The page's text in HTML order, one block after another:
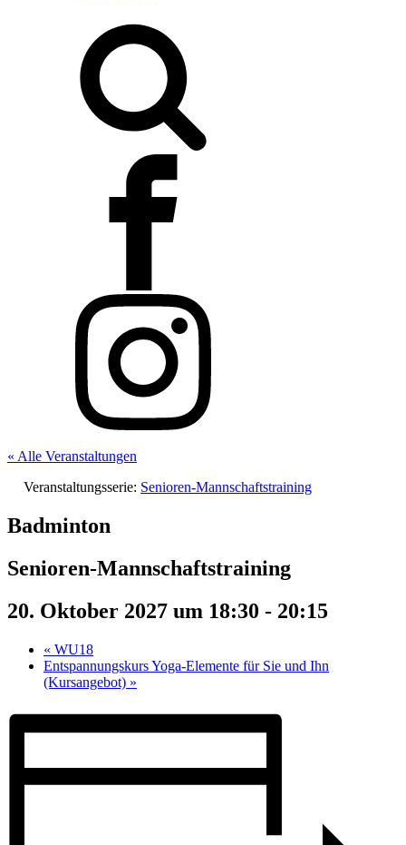
« Alle Veranstaltungen
Veranstaltungsserie: Senioren-Mannschaftstraining
Badminton
Senioren-Mannschaftstraining
20. Oktober 2027 um 18:30 - 20:15
« WU18
Entspannungskurs Yoga-Elemente für Sie und Ihn
(Kursangebot) »